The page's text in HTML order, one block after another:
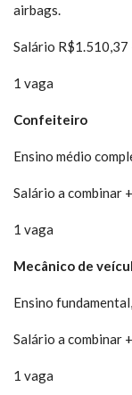
airbags.
Salário R$1.510,37
1 vaga
Confeiteiro
Ensino médio
Salário a combinar
1 vaga
Mecânico de
Ensino
Salário a combinar
1 vaga